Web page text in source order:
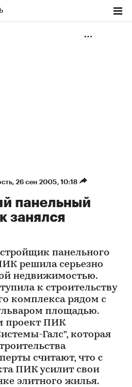
⁠, 26 сен 2005, 10:18
панельный
занялся
панельного
решила серьезно
недвижимостью.
к строительству
комплекса рядом с
площадью.
проект ПИК
Галс", которая
считают, что с
ПИК усилит свои
элитного жилья.